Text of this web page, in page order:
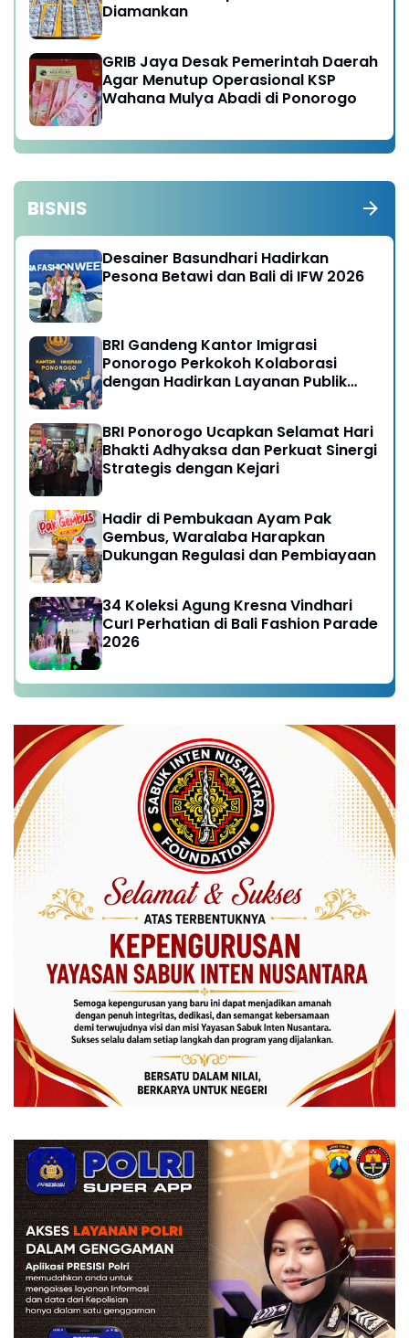
Diamankan
GRIB Jaya Desak Pemerintah Daerah
Agar Menutup Operasional KSP
Wahana Mulya Abadi di Ponorogo
BISNIS
Desainer Basundhari Hadirkan
Pesona Betawi dan Bali di IFW 2026
BRI Gandeng Kantor Imigrasi
Ponorogo Perkokoh Kolaborasi
dengan Hadirkan Layanan Publik
BRI Ponorogo Ucapkan Selamat Hari
Bhakti Adhyaksa dan Perkuat Sinergi
Strategis dengan Kejari
Hadir di Pembukaan Ayam Pak
Gembus, Waralaba Harapkan
Dukungan Regulasi dan Pembiayaan
34 Koleksi Agung Kresna Vindhari
CurI Perhatian di Bali Fashion Parade
2026